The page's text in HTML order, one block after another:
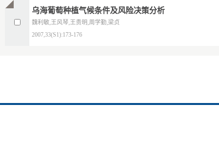
乌海葡萄种植气候条件及风险决策分析
魏利敏,王风琴,王贵明,周学勤,梁贞
2007,33(S1):173-176